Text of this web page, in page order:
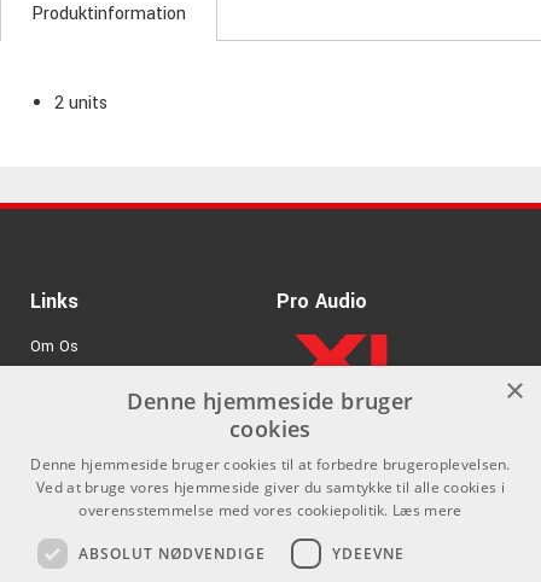
Produktinformation
2 units
Links
Om Os
GDPR & Cookies
Pro Audio
.
Kontakt Sociale medier
×
Denne hjemmeside bruger
cookies
Denne hjemmeside bruger cookies til at forbedre brugeroplevelsen.
Ved at bruge vores hjemmeside giver du samtykke til alle cookies i
overensstemmelse med vores cookiepolitik. Læs mere
ABSOLUT NØDVENDIGE YDEEVNE